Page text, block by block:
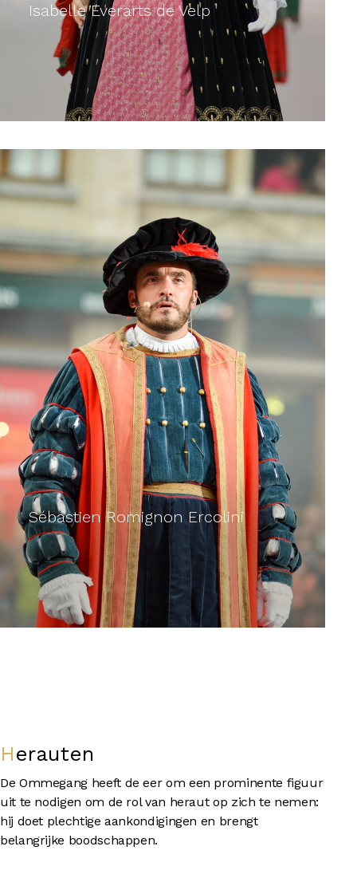
Isabelle Everarts de Velp
Sébastien Romignon Ercolini
Herauten
De Ommegang heeft de eer om een prominente figuur
uit te nodigen om de rol van heraut op zich te nemen:
hij doet plechtige aankondigingen en brengt
belangrijke boodschappen.